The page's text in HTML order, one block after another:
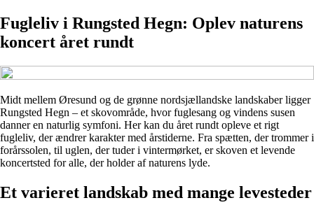
Fugleliv i Rungsted Hegn: Oplev naturens
koncert året rundt
Midt mellem Øresund og de grønne nordsjællandske landskaber ligger
Rungsted Hegn – et skovområde, hvor fuglesang og vindens susen
danner en naturlig symfoni. Her kan du året rundt opleve et rigt
fugleliv, der ændrer karakter med årstiderne. Fra spætten, der trommer i
forårssolen, til uglen, der tuder i vintermørket, er skoven et levende
koncertsted for alle, der holder af naturens lyde.
Et varieret landskab med mange levesteder